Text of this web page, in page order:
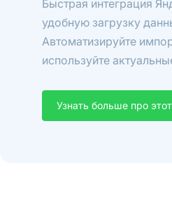
Быстрая интеграция
удобную загрузку
Автоматизируйте
используйте
Узнать больше про